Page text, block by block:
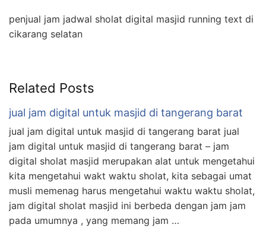
penjual jam jadwal sholat digital masjid running text di
cikarang selatan
Related Posts
jual jam digital untuk masjid di tangerang barat
jual jam digital untuk masjid di tangerang barat jual
jam digital untuk masjid di tangerang barat – jam
digital sholat masjid merupakan alat untuk mengetahui
kita mengetahui wakt waktu sholat, kita sebagai umat
musli memenag harus mengetahui waktu waktu sholat,
jam digital sholat masjid ini berbeda dengan jam jam
pada umumnya , yang memang jam …